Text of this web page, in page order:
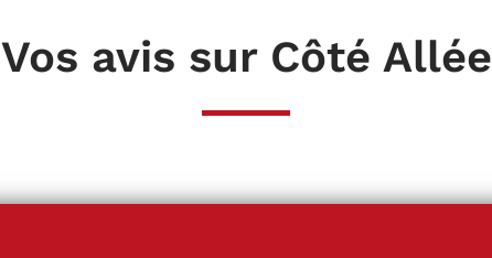
Vos avis sur Côté Allée